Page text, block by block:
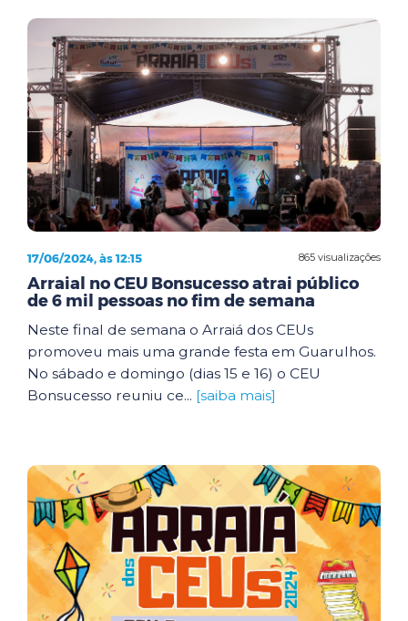
865 visualizações
17/06/2024, às 12:15
Arraial no CEU Bonsucesso atrai público
de 6 mil pessoas no fim de semana
Neste final de semana o Arraiá dos CEUs
promoveu mais uma grande festa em Guarulhos.
No sábado e domingo (dias 15 e 16) o CEU
Bonsucesso reuniu ce... [saiba mais]